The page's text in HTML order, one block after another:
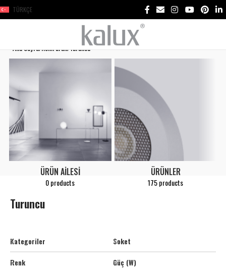
TÜRKÇE
Ana Sayfa Renk ürün Turuncu
ÜRÜN AILESI
0 products
ÜRÜNLER
175 products
Turuncu
Kategoriler
Soket
Renk
Güç (W)